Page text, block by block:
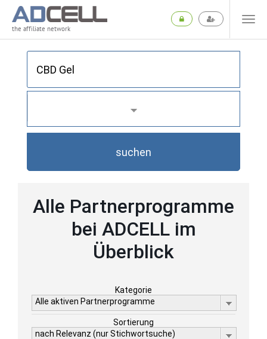
the affiliate network
suchen
Alle Partnerprogramme
bei ADCELL im
Überblick
Kategorie
Alle aktiven Partnerprogramme
Sortierung
nach Relevanz (nur Stichwortsuche)